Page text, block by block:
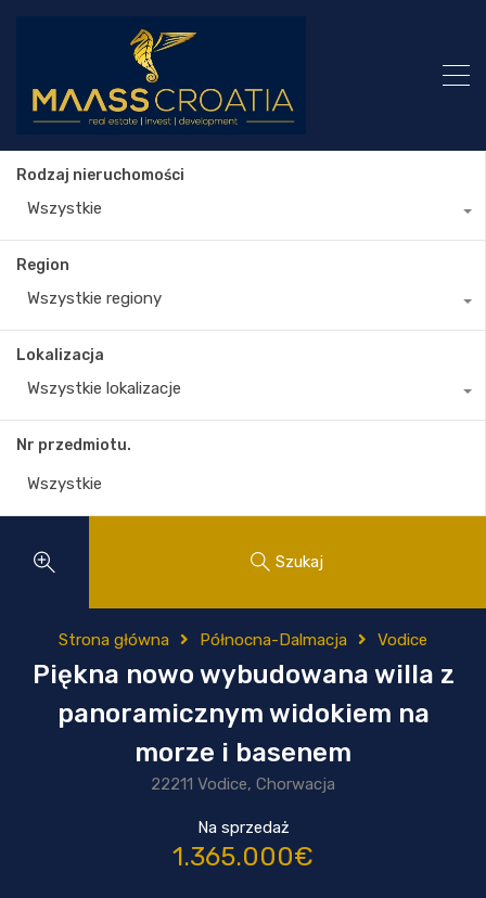
Rodzaj nieruchomości
Wszystkie
Region
Wszystkie regiony
Lokalizacja
Wszystkie lokalizacje
Nr przedmiotu.
Szukaj
Strona główna Północna-Dalmacja Vodice
Piękna nowo wybudowana willa z
panoramicznym widokiem na
morze i basenem
22211 Vodice, Chorwacja
Na sprzedaż
1.365.000€